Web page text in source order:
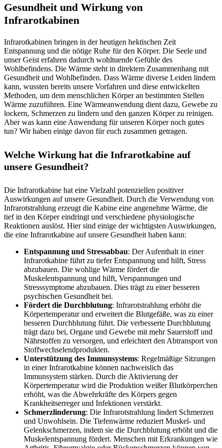
Gesundheit und Wirkung von
Infrarotkabinen
Infrarotkabinen bringen in der heutigen hektischen Zeit
Entspannung und die nötige Ruhe für den Körper. Die Seele und
unser Geist erfahren dadurch wohltuende Gefühle des
Wohlbefindens. Die Wärme steht in direktem Zusammenhang mit
Gesundheit und Wohlbefinden. Dass Wärme diverse Leiden lindern
kann, wussten bereits unsere Vorfahren und diese entwickelten
Methoden, um dem menschlichen Körper an bestimmten Stellen
Wärme zuzuführen. Eine Wärmeanwendung dient dazu, Gewebe zu
lockern, Schmerzen zu lindern und den ganzen Körper zu reinigen.
Aber was kann eine Anwendung für unseren Körper noch gutes
tun? Wir haben einige davon für euch zusammen getragen.
Welche Wirkung hat die Infrarotkabine auf
unsere Gesundheit?
Die Infrarotkabine hat eine Vielzahl potenziellen positiver
Auswirkungen auf unsere Gesundheit. Durch die Verwendung von
Infrarotstrahlung erzeugt die Kabine eine angenehme Wärme, die
tief in den Körper eindringt und verschiedene physiologische
Reaktionen auslöst. Hier sind einige der wichtigsten Auswirkungen,
die eine Infrarotkabine auf unsere Gesundheit haben kann:
Entspannung und Stressabbau: Der Aufenthalt in einer
Infrarotkabine führt zu tiefer Entspannung und hilft, Stress
abzubauen. Die wohlige Wärme fördert die
Muskelentspannung und hilft, Verspannungen und
Stresssymptome abzubauen. Dies trägt zu einer besseren
psychischen Gesundheit bei.
Fördert die Durchblutung: Infrarotstrahlung erhöht die
Körpertemperatur und erweitert die Blutgefäße, was zu einer
besseren Durchblutung führt. Die verbesserte Durchblutung
trägt dazu bei, Organe und Gewebe mit mehr Sauerstoff und
Nährstoffen zu versorgen, und erleichtert den Abtransport von
Stoffwechselendprodukten.
Unterstützung des Immunsystems: Regelmäßige Sitzungen
in einer Infrarotkabine können nachweislich das
Immunsystem stärken. Durch die Aktivierung der
Körpertemperatur wird die Produktion weißer Blutkörperchen
erhöht, was die Abwehrkräfte des Körpers gegen
Krankheitserreger und Infektionen verstärkt.
Schmerzlinderung: Die Infrarotstrahlung lindert Schmerzen
und Unwohlsein. Die Tiefenwärme reduziert Muskel- und
Gelenkschmerzen, indem sie die Durchblutung erhöht und die
Muskelentspannung fördert. Menschen mit Erkrankungen wie